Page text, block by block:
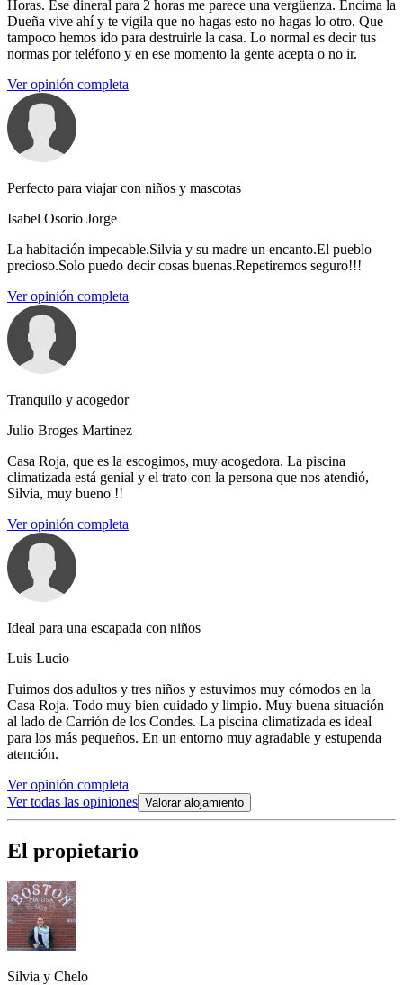
Horas. Ese dineral para 2 horas me parece una vergüenza. Encima la
Dueña vive ahí y te vigila que no hagas esto no hagas lo otro. Que
tampoco hemos ido para destruirle la casa. Lo normal es decir tus
normas por teléfono y en ese momento la gente acepta o no ir.
Ver opinión completa
Perfecto para viajar con niños y mascotas
Isabel Osorio Jorge
La habitación impecable.Silvia y su madre un encanto.El pueblo
precioso.Solo puedo decir cosas buenas.Repetiremos seguro!!!
Ver opinión completa
Tranquilo y acogedor
Julio Broges Martinez
Casa Roja, que es la escogimos, muy acogedora. La piscina
climatizada está genial y el trato con la persona que nos atendió,
Silvia, muy bueno !!
Ver opinión completa
Ideal para una escapada con niños
Luis Lucio
Fuimos dos adultos y tres niños y estuvimos muy cómodos en la
Casa Roja. Todo muy bien cuidado y limpio. Muy buena situación
al lado de Carrión de los Condes. La piscina climatizada es ideal
para los más pequeños. En un entorno muy agradable y estupenda
atención.
Ver opinión completa
Ver todas las opiniones Valorar alojamiento
El propietario
Silvia y Chelo